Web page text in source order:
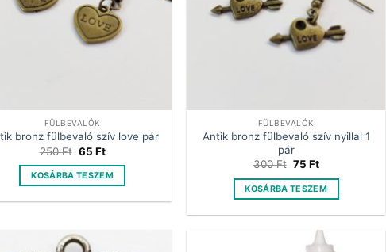
FÜLBEVALÓK
bronz fülbevaló szív love pár
250Ft Original
was:
250 Ft.
65 FtCurrent
is:
65 Ft.
KOSÁRBA TESZEM
FÜLBEVALÓK
Antik bronz fülbevaló szív nyillal 1
pár
300Ft Original
was:
300 Ft.
75 FtCurrent
is:
75 Ft.
KOSÁRBA TESZEM